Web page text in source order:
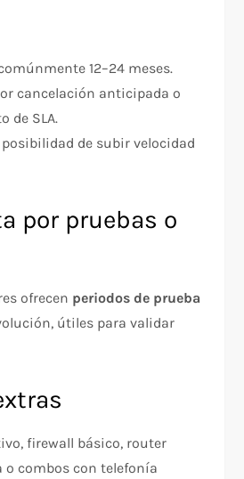
12–24 meses.
cancelación anticipada o
de SLA.
posibilidad de subir velocidad
por pruebas o
ofrecen periodos de prueba
útiles para validar
firewall básico, router
o combos con telefonía